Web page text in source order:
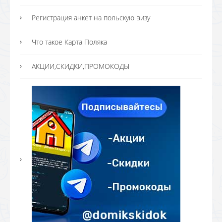
Регистрация анкет на польскую визу
Что такое Карта Поляка
АКЦИИ,СКИДКИ,ПРОМОКОДЫ